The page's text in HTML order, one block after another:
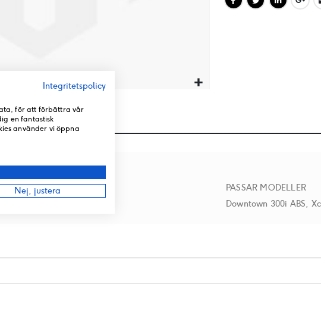
PASSAR MODELLER
Downtown 300i ABS,
Integritetspolicy
för att förbättra vår
en fantastisk
använder vi öppna
Nej, justera